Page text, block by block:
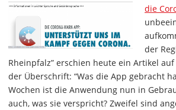
die
der
Rheinpfalz” erschien heute ein Artikel
der Überschrift: “Was die App gebracht
Wochen ist die Anwendung nun in
auch, was sie verspricht? Zweifel sind